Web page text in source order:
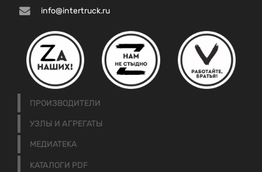
info@intertruck.ru
ПРОИЗВОДИТЕЛИ
УЗЛЫ И АГРЕГАТЫ
МЕДИАТЕКА
КАТАЛОГИ PDF